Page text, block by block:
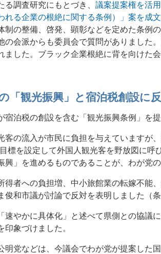
る調査研究にもとづき、議案提案権を活
れる企業の根絶に関する条例）」案を成
制の整備、啓発、顕彰などを定めた条例
の会派からも委員会で質問がありました
ました。ブラック企業根絶に背を向けた
「観光振興」と宿泊税創設に
宿泊税の創設を含む「観光振興条例」を提
客の流入が市民に負担を与えていますが
標を設定して外国人観光客を野放図に呼
興」を進めるものであることが、わが党
得者への負担増、中小旅館業の転嫁不能
俊和市議が討論で反対を表明しました（条
速やかに具体化」と述べて県側との協議
象づけました。
明党などは、今議会でわが党が提案した